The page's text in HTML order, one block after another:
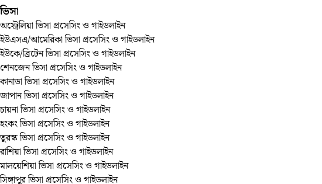
ভিসা
অস্ট্রেলিয়া ভিসা প্রসেসিং ও গাইডলাইন
ইউএসএ/আমেরিকা ভিসা প্রসেসিং ও গাইডলাইন
ইউকে/ব্রিটেন ভিসা প্রসেসিং ও গাইডলাইন
শেনজেন ভিসা প্রসেসিং ও গাইডলাইন
কানাডা ভিসা প্রসেসিং ও গাইডলাইন
জাপান ভিসা প্রসেসিং ও গাইডলাইন
চায়না ভিসা প্রসেসিং ও গাইডলাইন
হংকং ভিসা প্রসেসিং ও গাইডলাইন
তুরস্ক ভিসা প্রসেসিং ও গাইডলাইন
রাশিয়া ভিসা প্রসেসিং ও গাইডলাইন
মালয়েশিয়া ভিসা প্রসেসিং ও গাইডলাইন
সিঙ্গাপুর ভিসা প্রসেসিং ও গাইডলাইন